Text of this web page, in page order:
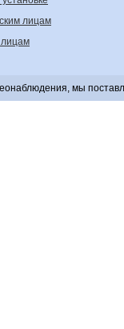
лицам
мы